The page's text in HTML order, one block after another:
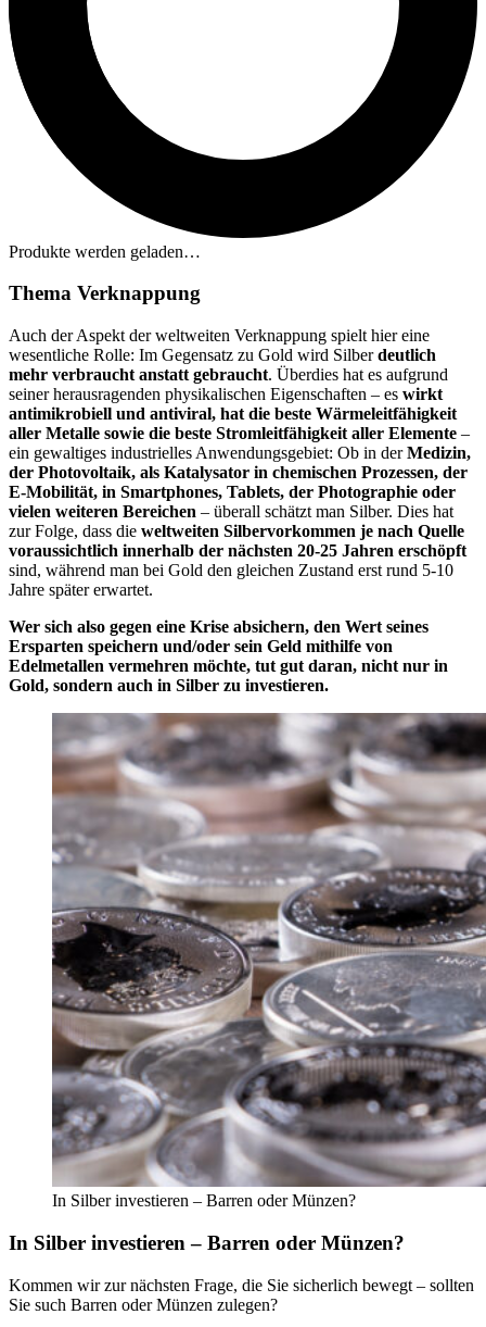
Produkte werden geladen…
Thema Verknappung
Auch der Aspekt der weltweiten Verknappung spielt hier eine
wesentliche Rolle: Im Gegensatz zu Gold wird Silberdeutlich
mehr verbraucht anstatt gebraucht. Überdies hat es aufgrund
seiner herausragenden physikalischen Eigenschaften – es wirkt
antimikrobiell und antiviral, hat die beste Wärmeleitfähigkeit
aller Metalle sowie die beste Stromleitfähigkeit aller Elemente –
ein gewaltiges industrielles Anwendungsgebiet: Ob in derMedizin,
der Photovoltaik, als Katalysator in chemischen Prozessen, der
E-Mobilität, in Smartphones, Tablets, der Photographie oder
vielen weiteren Bereichen – überall schätzt man Silber. Dies hat
zur Folge, dass die weltweiten Silbervorkommen je nach Quelle
voraussichtlich innerhalb der nächsten 20-25 Jahren erschöpft
sind, während man bei Gold den gleichen Zustand erst rund 5-10
Jahre später erwartet.
Wer sich also gegen eine Krise absichern, den Wert seines
Ersparten speichern und/oder sein Geld mithilfe von
Edelmetallen vermehren möchte, tut gut daran, nicht nur in
Gold, sondern auch in Silber zu investieren.
In Silber investieren – Barren oder Münzen?
In Silber investieren – Barren oder Münzen?
Kommen wir zur nächsten Frage, die Sie sicherlich bewegt – sollten
Sie such Barren oder Münzen zulegen?